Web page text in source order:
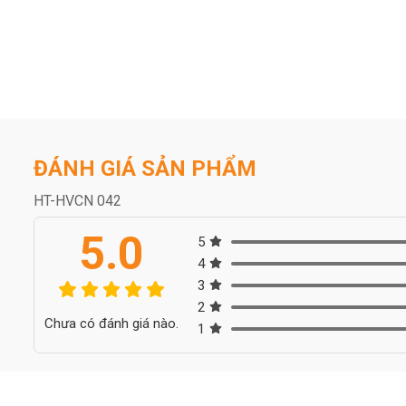
ĐÁNH GIÁ SẢN PHẨM
HT-HVCN 042
5.0
Chưa có đánh giá nào.
5
4
3
2
1